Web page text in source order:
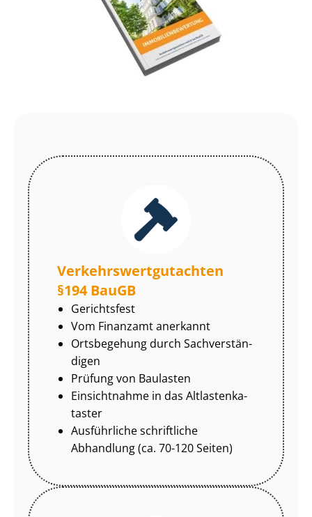
Ver­kehrs­wert­gut­ach­ten
§194 BauGB
Gerichtsfest
Vom Finanzamt anerkannt
Ortsbegehung durch Sach­ver­stän­
di­gen
Prüfung von Baulasten
Einsichtnahme in das Alt­las­ten­ka­
tas­ter
Ausführliche schriftliche
Abhandlung (ca. 70-120 Seiten)